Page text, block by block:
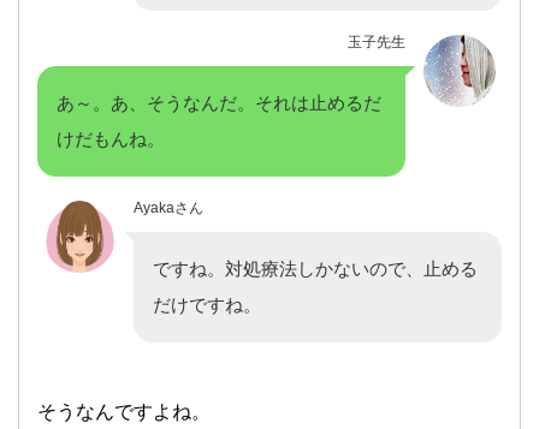
玉子先生
あ～。あ、そうなんだ。それは止めるだ
けだもんね。
Ayakaさん
ですね。対処療法しかないので、止める
だけですね。
そうなんですよね。